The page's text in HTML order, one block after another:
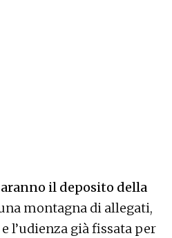
il deposito della
montagna di allegati,
l’udienza già fissata per